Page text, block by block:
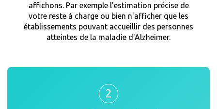
affichons. Par exemple l'estimation précise de
votre reste à charge ou bien n'afficher que les
établissements pouvant accueillir des personnes
atteintes de la maladie d'Alzheimer.
2